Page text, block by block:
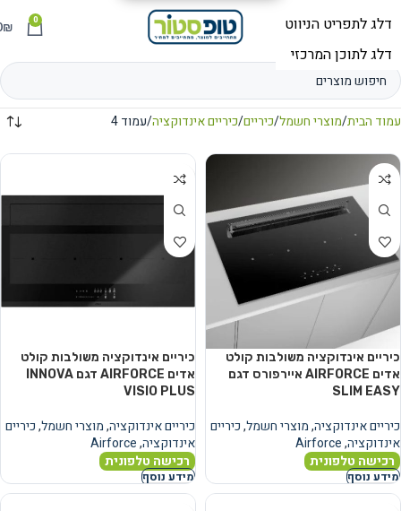
תפריט 0
₪
עמוד הבית מוצרי חשמל כיריים כיריים אינדוקציה עמוד 4
כיריים אינדוקציה משולבות קולט
אדים AIRFORCE איירפורס דגם
SLIM EASY
כיריים אינדוקציה,מוצרי חשמל,כיריים
אינדוקציה,
Airforce
רכישה טלפונית
מידע נוסף
כיריים אינדוקציה משולבות קולט
אדים AIRFORCE דגם INNOVA
VISIO PLUS
כיריים אינדוקציה,מוצרי חשמל,כיריים
אינדוקציה,
Airforce
רכישה טלפונית
מידע נוסף